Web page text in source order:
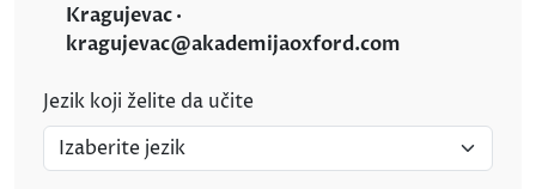
Kragujevac ·
kragujevac@akademijaoxford.com
Jezik koji želite da učite